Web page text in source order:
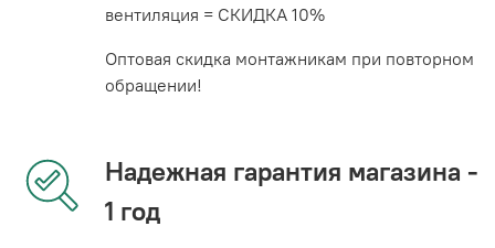
вентиляция = СКИДКА 10%
Оптовая скидка монтажникам при повторном
обращении!
Надежная гарантия магазина -
1 год